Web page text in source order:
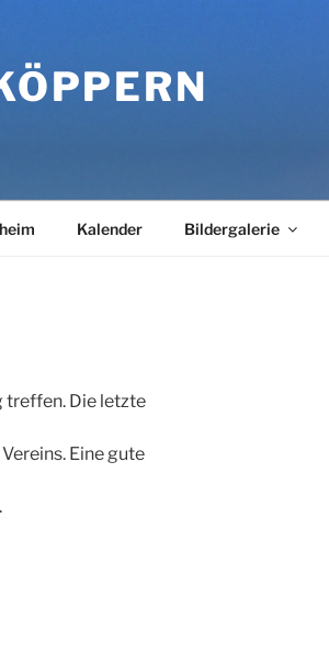
Kalender Bildergalerie
treffen. Die letzte
Eine gute